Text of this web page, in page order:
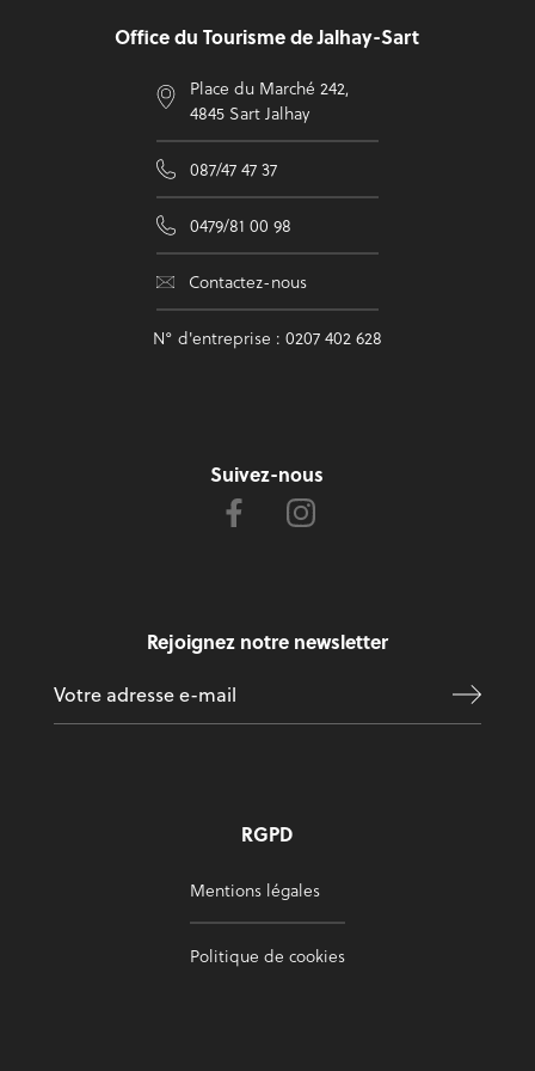
Office du Tourisme de Jalhay-Sart
Place du Marché 242,
4845 Sart Jalhay
087/47 47 37
0479/81 00 98
Contactez-nous
N° d'entreprise : 0207 402 628
Suivez-nous
Rejoignez notre newsletter
RGPD
Mentions légales
Politique de cookies